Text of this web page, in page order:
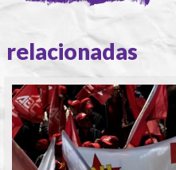
relacionadas